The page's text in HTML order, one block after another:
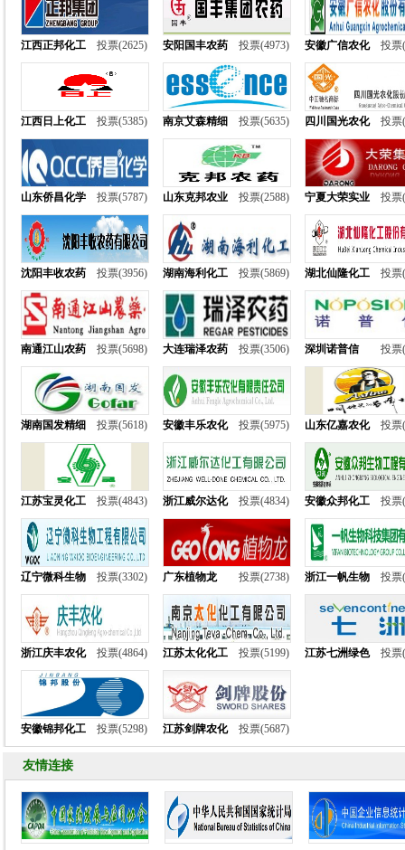
江西正邦化工 投票(2625) 安阳国丰农药 投票(4973) 安徽广信农化 投票
江西日上化工 投票(5385) 南京艾森精细 投票(5635) 四川国光农化 投票
山东侨昌化学 投票(5787) 山东克邦农业 投票(2588) 宁夏大荣实业 投票
沈阳丰收农药 投票(3956) 湖南海利化工 投票(5869) 湖北仙隆化工 投票
南通江山农药 投票(5698) 大连瑞泽农药 投票(3506) 深圳诺普信 投票
湖南国发精细 投票(5618) 安徽丰乐农化 投票(5975) 山东亿嘉农化 投票
江苏宝灵化工 投票(4843) 浙江威尔达化 投票(4834) 安徽众邦化工 投票
辽宁微科生物 投票(3302) 广东植物龙 投票(2738) 浙江一帆生物 投票
浙江庆丰农化 投票(4864) 江苏太化化工 投票(5199) 江苏七洲绿色 投票
安徽锦邦化工 投票(5298) 江苏剑牌农化 投票(5687)
友情连接